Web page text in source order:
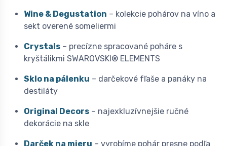
Wine & Degustation – kolekcie pohárov na víno a
sekt overené someliermi
Crystals – precízne spracované poháre s
kryštálikmi SWAROVSKI® ELEMENTS
Sklo na pálenku – darčekové fľaše a panáky na
destiláty
Original Decors – najexkluzívnejšie ručné
dekorácie na skle
Darček na mieru – vyrobíme pohár presne podľa